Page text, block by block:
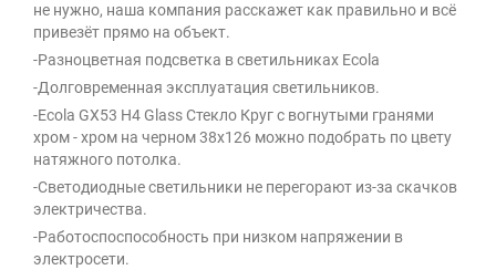
не нужно, наша компания расскажет как правильно и всё
привезёт прямо на объект.
-Разноцветная подсветка в светильниках Ecola
-Долговременная эксплуатация светильников.
-Ecola GX53 H4 Glass Стекло Круг с вогнутыми гранями
хром - хром на черном 38x126 можно подобрать по цвету
натяжного потолка.
-Светодиодные светильники не перегорают из-за скачков
электричества.
-Работоспоспособность при низком напряжении в
электросети.